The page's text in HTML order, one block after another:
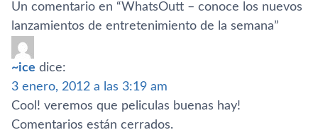
Un comentario en “WhatsOutt – conoce los nuevos
lanzamientos de entretenimiento de la semana”
~ice dice:
3 enero, 2012 a las 3:19 am
Cool! veremos que peliculas buenas hay!
Comentarios están cerrados.